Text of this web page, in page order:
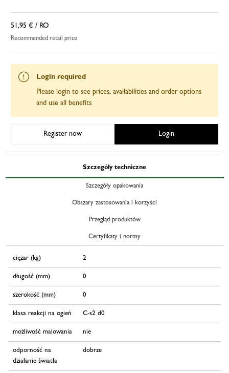
51,95 € / RO
Recommended retail price
Login required
Please login to see prices, availabilities and order options
and use all benefits
Register now Login
Szczegóły techniczne
Szczegóły opakowania
Obszary zastosowania i korzyści
Przegląd produktów
Certyfikaty i normy
ciężar (kg) 2
długość (mm) 0
szerokość (mm) 0
klasa reakcji na ogień C-s2 d0
możliwość malowania nie
odporność na
działanie światła
dobrze